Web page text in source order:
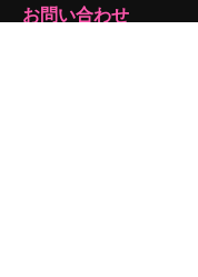
お問い合わせ